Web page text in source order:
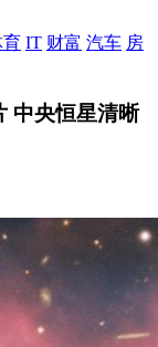
育 IT 财富 汽车 房
中央恒星清晰